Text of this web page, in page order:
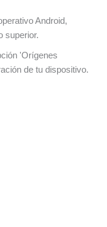
Android,
superior.
'Orígenes
de tu dispositivo.